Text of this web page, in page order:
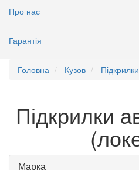
Про нас
Гарантія
Головна Кузов
Підкрилки
Марка